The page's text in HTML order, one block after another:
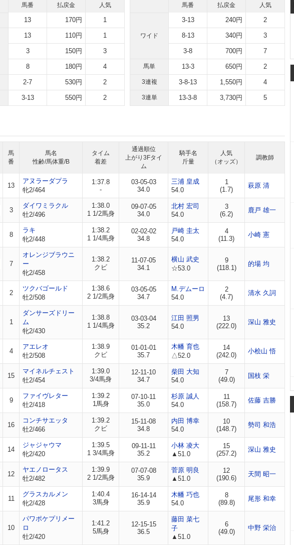
馬番 払戻金 人気
13 170円 1
13 110円 1
3 150円 3
8 180円 4
2-7 530円 2
3-13 550円 2
馬番 払戻金 人気
ワイド
3-13 240円 2
8-13 340円 3
3-8 700円 7
馬単 13-3 650円 2
3連複 3-8-13 1,550円 4
3連単 13-3-8 3,730円 5
馬
番
馬名
性齢/馬体重/B
タイム
着差
通過順位
上がり3Fタイ
ム
騎手名
斤量
人気
（オッズ）
調教師
13
アヌラーダプラ
牝2/464
1:37.8
-
03-05-03
34.0
三浦 皇成
54.0
1
(1.7)
萩原 清
3
ダイワミラクル
牡2/496
1:38.0
1 1/2馬身
09-07-05
34.0
北村 宏司
54.0
3
(6.2)
鹿戸 雄一
8
ラキ
牝2/448
1:38.2
1 1/4馬身
02-02-02
34.8
戸崎 圭太
54.0
4
(11.3)
小崎 憲
7
オレンジブラウニ
ー
牝2/458
1:38.2
クビ
11-07-05
34.1
横山 武史
☆53.0
9
(118.1)
的場 均
2
ツクバゴールド
牡2/508
1:38.6
2 1/2馬身
03-05-05
34.7
M.デムーロ
54.0
2
(4.7)
清水 久詞
1
ダンサーズドリー
ム
牝2/430
1:38.8
1 1/4馬身
03-03-04
35.2
江田 照男
54.0
13
(222.0)
深山 雅史
4
アエレオ
牡2/508
1:38.9
クビ
01-01-01
35.7
木幡 育也
△52.0
14
(242.0)
小桧山 悟
15
マイネルチェスト
牡2/454
1:39.0
3/4馬身
12-11-10
34.7
柴田 大知
54.0
7
(49.0)
国枝 栄
9
ファイヴレター
牡2/418
1:39.2
1馬身
07-10-11
35.0
杉原 誠人
54.0
11
(158.7)
佐藤 吉勝
16
コンチサエッタ
牡2/466
1:39.2
クビ
15-11-08
34.8
内田 博幸
54.0
10
(148.7)
勢司 和浩
14
ジャジャウマ
牝2/420
1:39.5
1 3/4馬身
09-11-11
35.2
小林 凌大
▲51.0
15
(257.2)
深山 雅史
12
ヤエノロータス
牡2/482
1:39.9
2 1/2馬身
07-07-08
35.9
菅原 明良
▲51.0
12
(190.6)
天間 昭一
11
グラスカルメン
牝2/428
1:40.4
3馬身
16-14-14
35.9
木幡 巧也
54.0
8
(89.8)
尾形 和幸
10
パワポケプリメー
ロ
牡2/420
1:41.2
5馬身
12-15-15
36.5
藤田 菜七
子
▲51.0
6
(49.0)
中野 栄治